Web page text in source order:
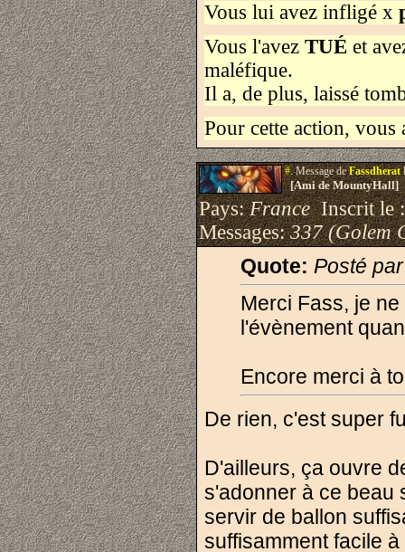
Vous lui avez infligé x
Vous l'avez TUÉ et
maléfique.
Il a, de plus, laissé
Pour cette action,
#.Message deFassdherat
[Ami de MountyHall]
Pays:FranceInscrit le
Messages:337 (Golem
Quote: Posté
Merci Fass, je
l'évènement
Encore merci à
De rien, c'est super
D'ailleurs, ça ouvre
s'adonner à ce beau
servir de ballon
suffisamment facile